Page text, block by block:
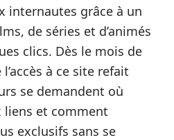
internautes grâce à un
de séries et d’animés
clics. Dès le mois de
à ce site refait
se demandent où
liens et comment
exclusifs sans se